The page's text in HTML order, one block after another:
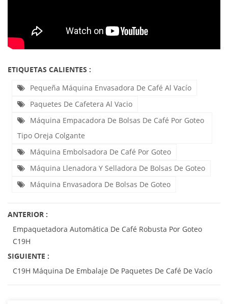
ETIQUETAS CALIENTES :
Pequeña Máquina Envasadora De Café Al Vacío
Paquetes De Cafetera Al Vacio
Máquina Empacadora De Bolsas De Café Por Goteo
Tipo Oreja Colgante
Máquina Embolsadora De Café Por Goteo
Máquina Llenadora Y Selladora De Bolsas De Goteo
Máquina Envasadora De Bolsas De Goteo
ANTERIOR :
Empaquetadora Automática De Café Robusta Por Goteo
C19H
SIGUIENTE :
C19H Máquina De Embalaje De Paquetes De Café De Vacío